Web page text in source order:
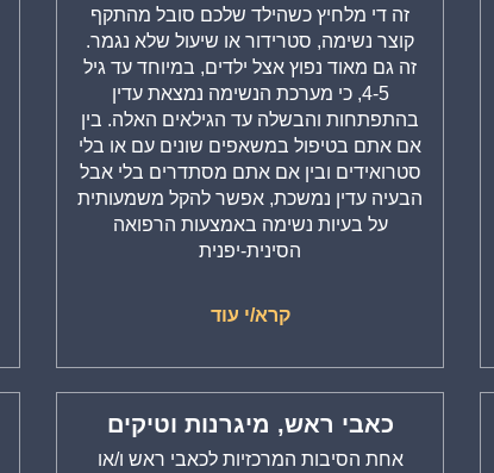
זה די מלחיץ כשהילד שלכם סובל מהתקף
קוצר נשימה, סטרידור או שיעול שלא נגמר.
זה גם מאוד נפוץ אצל ילדים, במיוחד עד גיל
4-5, כי מערכת הנשימה נמצאת עדין
בהתפתחות והבשלה עד הגילאים האלה. בין
אם אתם בטיפול במשאפים שונים עם או בלי
סטרואידים ובין אם אתם מסתדרים בלי אבל
הבעיה עדין נמשכת, אפשר להקל משמעותית
על בעיות נשימה באמצעות הרפואה
הסינית-יפנית
קרא/י עוד
כאבי ראש, מיגרנות וטיקים
אחת הסיבות המרכזיות לכאבי ראש ו/או